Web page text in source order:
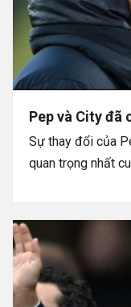
Pep và City đã
Sự thay đổi của
quan trọng nhất